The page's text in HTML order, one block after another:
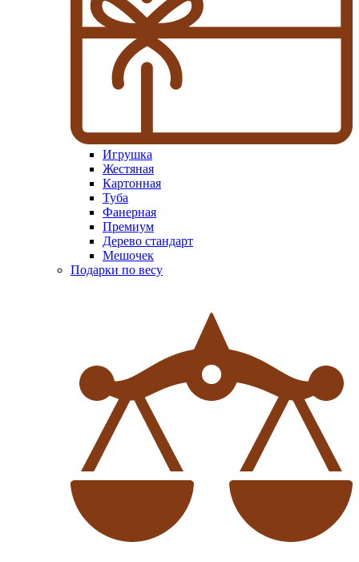
Игрушка
Жестяная
Картонная
Туба
Фанерная
Премиум
Дерево стандарт
Мешочек
Подарки по весу